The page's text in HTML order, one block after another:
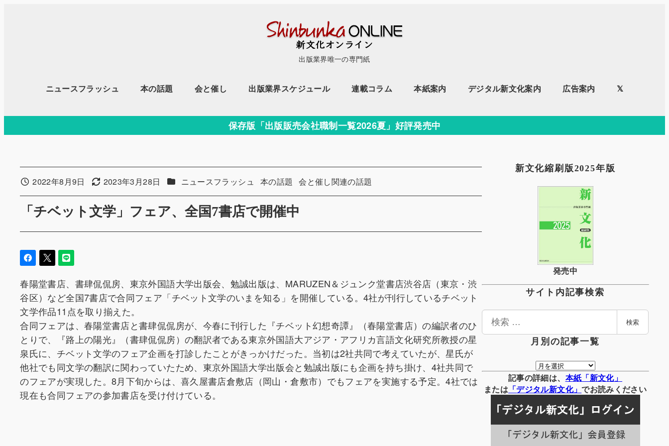
移
出版業界唯一の専門紙
ニュースフラッシュ 本の話題 会と催し 出版業界スケジュール 連載コラム 本紙案内 デジタル新文化案内 広告案内 𝕏
保存版「出版販売会社職制一覧2026夏」好評発売中
「チベット文学」フェア、全国7書店で開催中
投稿日2022年8月9日 更新日2023年3月28日 カテゴリー
ニュースフラッシュ カテゴリー
本の話題 カテゴリー
会と催し関連の話題
春陽堂書店、書肆侃侃房、東京外国語大学出版会、勉誠出版は、MARUZEN＆ジュンク堂書店渋谷店（東京・渋
谷区）など全国7書店で合同フェア「チベット文学のいまを知る」を開催している。4社が刊行しているチベット
文学作品11点を取り揃えた。
合同フェアは、春陽堂書店と書肆侃侃房が、今春に刊行した『チベット幻想奇譚』（春陽堂書店）の編訳者のひ
とりで、『路上の陽光』（書肆侃侃房）の翻訳者である東京外国語大アジア・アフリカ言語文化研究所教授の星
泉氏に、チベット文学のフェア企画を打診したことがきっかけだった。当初は2社共同で考えていたが、星氏が
他社でも同文学の翻訳に関わっていたため、東京外国語大学出版会と勉誠出版にも企画を持ち掛け、4社共同で
のフェアが実現した。8月下旬からは、喜久屋書店倉敷店（岡山・倉敷市）でもフェアを実施する予定。4社では
現在も合同フェアの参加書店を受け付けている。
新文化縮刷版2025年版
発売中
サイト内記事検索
検
検索
月別の記事一覧
月
別
の
事
一
覧
記事の詳細は、 本紙「新文化」
または 「デジタル新文化」でお読みください